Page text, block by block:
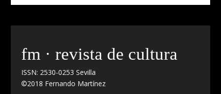
fm · revista de cultura
ISSN: 2530-0253 Sevilla
©2018 Fernando Martínez